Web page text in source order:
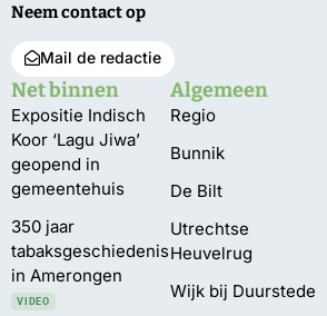
Neem contact op
Mail de redactie
Net binnen
Expositie Indisch
Koor ‘Lagu Jiwa’
geopend in
gemeentehuis
350 jaar
tabaksgeschiedenis
in Amerongen
VIDEO
Algemeen
Regio
Bunnik
De Bilt
Utrechtse
Heuvelrug
Wijk bij Duurstede